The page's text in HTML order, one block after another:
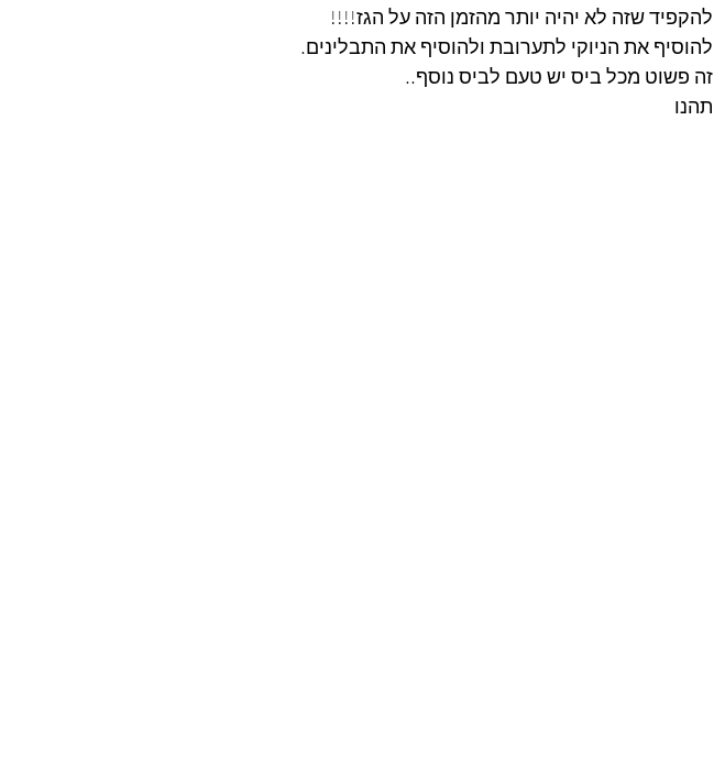
להקפיד שזה לא יהיה יותר מהזמן הזה על הגז!!!!
להוסיף את הניוקי לתערובת ולהוסיף את התבלינים.
זה פשוט מכל ביס יש טעם לביס נוסף..
תהנו